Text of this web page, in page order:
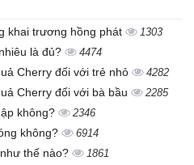
khai trương hồng phát 1303
là đủ? 4474
Cherry đối với trẻ nhỏ 4282
Cherry đối với bà bầu 2285
không? 2346
không? 6914
thế nào? 1861